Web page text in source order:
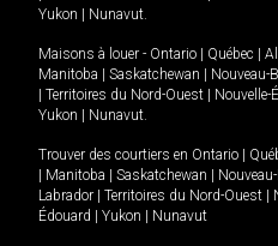
Yukon
Nunavut.
Maisons à louer - Ontario Québec
Manitoba
Saskatchewan Nouveau-
Territoires du Nord-Ouest Nouvelle-
Yukon
Nunavut.
Trouver des courtiers en Ontario
Manitoba Saskatchewan
Labrador
Territoires du Nord-Ouest
Édouard
Yukon Nunavut